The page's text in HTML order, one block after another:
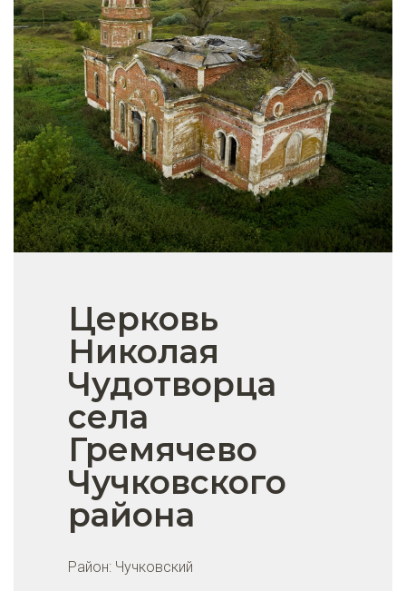
Церковь
Николая
Чудотворца
села
Гремячево
Чучковского
района
Район: Чучковский